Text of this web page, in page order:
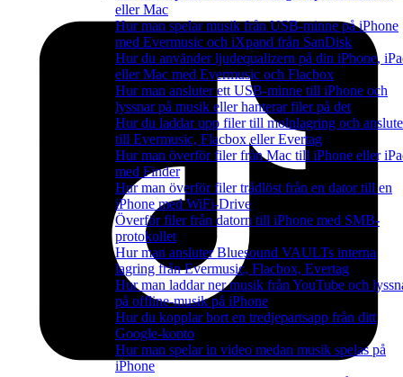
eller Mac
Hur man spelar musik från USB-minne på iPhone
med Evermusic och iXpand från SanDisk
Hur du använder ljudequalizern på din iPhone,
eller Mac med Evermusic och Flacbox
Hur man ansluter ett USB-minne till iPhone och
lyssnar på musik eller hanterar filer på det
Hur du laddar upp filer till molnlagring och
till Evermusic, Flacbox eller Evertag
Hur man överför filer från Mac till iPhone eller
med Finder
Hur man överför filer trådlöst från en dator till en
iPhone med WiFi-Drive
Överför filer från datorn till iPhone med SMB-
protokollet
Hur man ansluter Bluesound VAULTs interna
lagring från Evermusic, Flacbox, Evertag
Hur man laddar ner musik från YouTube och
på offline-musik på iPhone
Hur du kopplar bort en tredjepartsapp från ditt
Google-konto
Hur man spelar in video medan musik spelas på
iPhone